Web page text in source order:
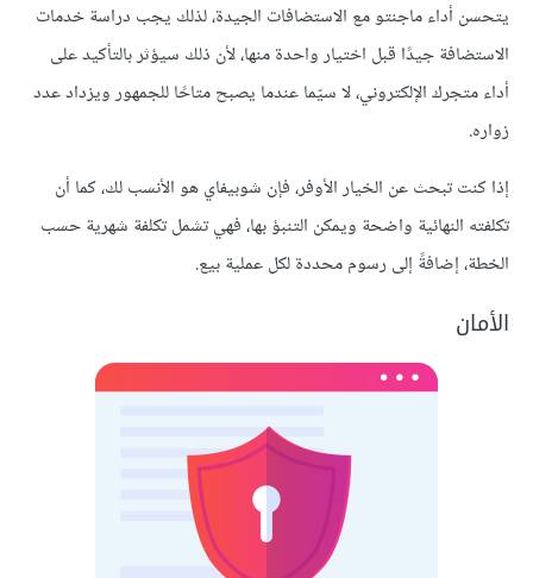
يتحسن أداء ماجنتو مع الاستضافات الجيدة، لذلك يجب دراسة خدمات
الاستضافة جيدًا قبل اختيار واحدة منها، لأن ذلك سيؤثر بالتأكيد على
أداء متجرك الإلكتروني، لا سيّما عندما يصبح متاحًا للجمهور ويزداد عدد
زواره.
إذا كنت تبحث عن الخيار الأوفر، فإن شوبيفاي هو الأنسب لك، كما أن
تكلفته النهائية واضحة ويمكن التنبؤ بها، فهي تشمل تكلفة شهرية حسب
الخطة، إضافةً إلى رسوم محددة لكل عملية بيع.
الأمان